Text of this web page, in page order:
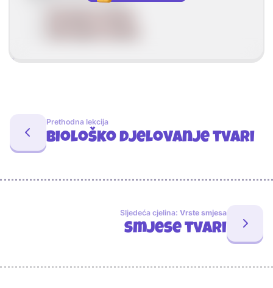
Prethodna lekcija
Biološko djelovanje tvari
Sljedeća cjelina: Vrste smjesa
Smjese tvari